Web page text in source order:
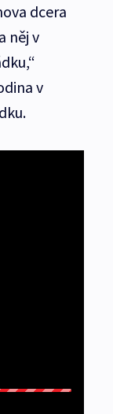
dcera
něj v
v